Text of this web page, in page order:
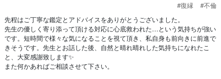
#復縁
#不倫
先程はご丁寧な鑑定とアドバイスをありがとうございました。
先生の優しく寄り添って頂ける対応に心底救われた…という気持ちが強い
です。短時間で様々な気になることを視て頂き、私自身も前向きに前進で
きそうです。先生とお話した後、自然と晴れ晴れした気持ちになれたこ
と、大変感謝致します✨
また何かあればご相談させて下さい。